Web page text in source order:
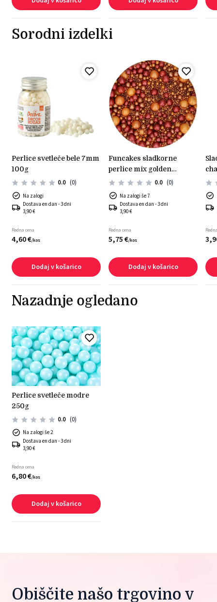
Sorodni izdelki
perlice svetleče bele 7mm
100g
0.0 (0)
Na zalogi
Dostava en dan - 3 dni
3,90 €
Redna cena
4,60€/kos
Dodaj v košarico
funcakes sladkorne
perlice mix golden
passion 80g
0.0 (0)
Na zalogi še 7
Dostava en dan - 3 dni
3,90 €
Redna cena
5,75€/kos
Dodaj v košarico
sladkorni okras - "white
3,
Nazadnje ogledano
perlice svetleče modre
250g
0.0 (0)
Na zalogi še 2
Dostava en dan - 3 dni
3,90 €
Redna cena
6,80€/kos
Dodaj v košarico
Obiščite našo trgovino v